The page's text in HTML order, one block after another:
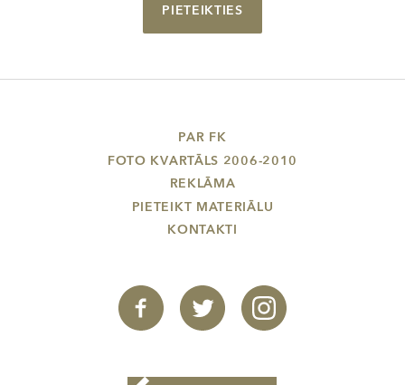
PIETEIKTIES
PAR FK
FOTO KVARTĀLS 2006-2010
REKLĀMA
PIETEIKT MATERIĀLU
KONTAKTI